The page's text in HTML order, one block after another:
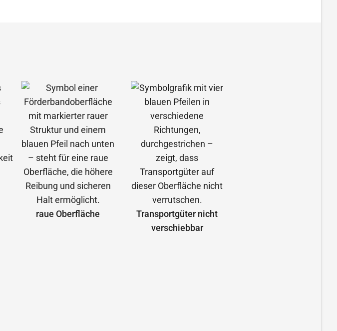
raue Oberfläche
Transportgüter nicht
verschiebbar